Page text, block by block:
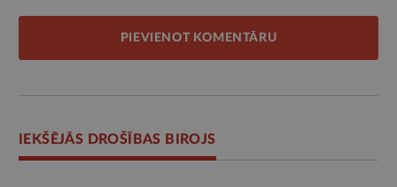
PIEVIENOT KOMENTĀRU
IEKŠĒJĀS DROŠĪBAS BIROJS